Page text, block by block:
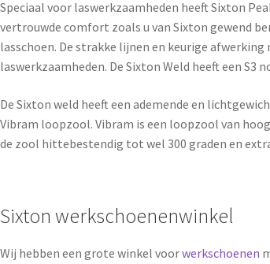
Speciaal voor laswerkzaamheden heeft Sixton
vertrouwde comfort zoals u van Sixton gewend
lasschoen. De strakke lijnen en keurige
laswerkzaamheden. De Sixton Weld heeft een
De Sixton weld heeft een ademende en
Vibram loopzool. Vibram is een loopzool van
de zool hittebestendig tot wel 300 graden en
Sixton werkschoenenwinkel
Wij hebben een grote winkel voorwerkschoenen